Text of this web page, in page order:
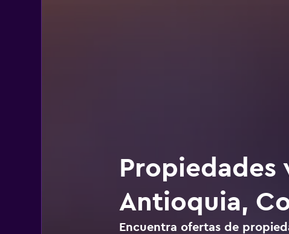
Propiedades
Antioquia,
Encuentra ofertas de